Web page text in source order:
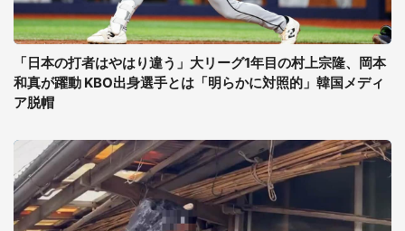
「日本の打者はやはり違う」大リーグ1年目の村上宗隆、岡本
和真が躍動 KBO出身選手とは「明らかに対照的」韓国メディ
ア脱帽